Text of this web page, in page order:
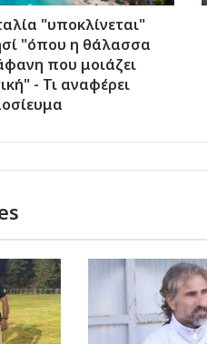
"υποκλίνεται"
"όπου η θάλασσα
που μοιάζει
- Τι αναφέρει